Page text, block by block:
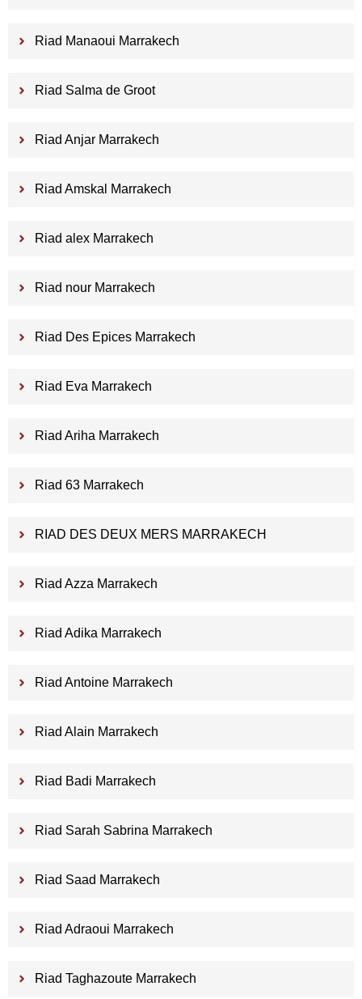
Riad Manaoui Marrakech
Riad Salma de Groot
Riad Anjar Marrakech
Riad Amskal Marrakech
Riad alex Marrakech
Riad nour Marrakech
Riad Des Epices Marrakech
Riad Eva Marrakech
Riad Ariha Marrakech
Riad 63 Marrakech
RIAD DES DEUX MERS MARRAKECH
Riad Azza Marrakech
Riad Adika Marrakech
Riad Antoine Marrakech
Riad Alain Marrakech
Riad Badi Marrakech
Riad Sarah Sabrina Marrakech
Riad Saad Marrakech
Riad Adraoui Marrakech
Riad Taghazoute Marrakech